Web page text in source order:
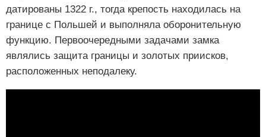
датированы 1322 г., тогда крепость находилась на
границе с Польшей и выполняла оборонительную
функцию. Первоочередными задачами замка
являлись защита границы и золотых приисков,
расположенных неподалеку.